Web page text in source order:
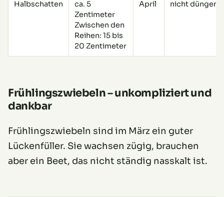
Halbschatten
ca. 5
Zentimeter
Zwischen den
Reihen: 15 bis
20 Zentimeter
April nicht düngen
Frühlingszwiebeln – unkompliziert und
dankbar
Frühlingszwiebeln sind im März ein guter
Lückenfüller. Sie wachsen zügig, brauchen
aber ein Beet, das nicht ständig nasskalt ist.